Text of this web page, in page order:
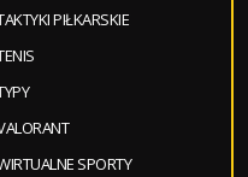
PIŁKARSKIE
SPORTY